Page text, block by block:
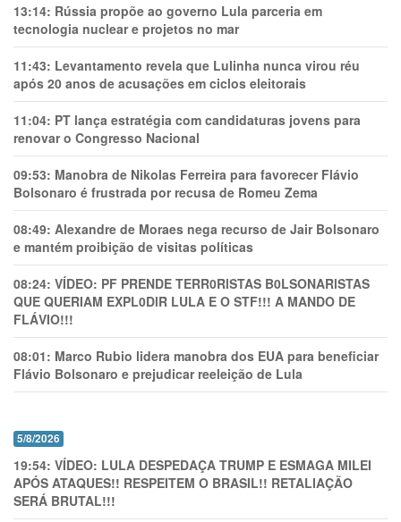
13:14: Rússia propõe ao governo Lula parceria em
tecnologia nuclear e projetos no mar
11:43: Levantamento revela que Lulinha nunca virou réu
após 20 anos de acusações em ciclos eleitorais
11:04: PT lança estratégia com candidaturas jovens para
renovar o Congresso Nacional
09:53: Manobra de Nikolas Ferreira para favorecer Flávio
Bolsonaro é frustrada por recusa de Romeu Zema
08:49: Alexandre de Moraes nega recurso de Jair Bolsonaro
e mantém proibição de visitas políticas
08:24: VÍDEO: PF PRENDE TERR0RlSTAS B0LSONARlSTAS
QUE QUERIAM EXPL0DlR LULA E O STF!!! A MANDO DE
FLÁVIO!!!
08:01: Marco Rubio lidera manobra dos EUA para beneficiar
Flávio Bolsonaro e prejudicar reeleição de Lula
5/8/2026
19:54: VÍDEO: LULA DESPEDAÇA TRUMP E ESMAGA MILEI
APÓS ATAQUES!! RESPEITEM O BRASIL!! RETALIAÇÃO
SERÁ BRUTAL!!!